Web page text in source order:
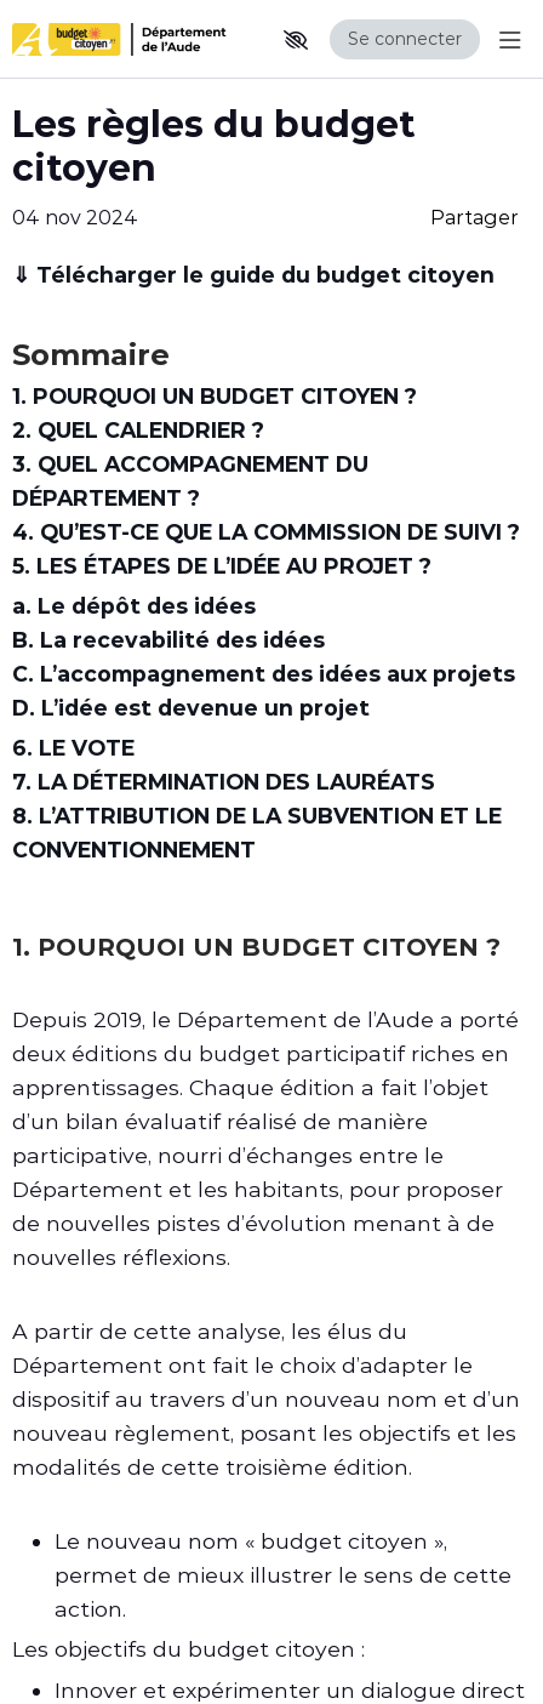
Se connecter
Les règles du budget
citoyen
04 nov 2024 Partager
⇓ Télécharger le guide du budget citoyen
Sommaire
1. POURQUOI UN BUDGET CITOYEN ?
2. QUEL CALENDRIER ?
3. QUEL ACCOMPAGNEMENT DU
DÉPARTEMENT ?
4. QU’EST-CE QUE LA COMMISSION DE SUIVI ?
5. LES ÉTAPES DE L’IDÉE AU PROJET ?
a. Le dépôt des idées
B. La recevabilité des idées
C. L’accompagnement des idées aux projets
D. L’idée est devenue un projet
6. LE VOTE
7. LA DÉTERMINATION DES LAURÉATS
8. L’ATTRIBUTION DE LA SUBVENTION ET LE
CONVENTIONNEMENT
1. POURQUOI UN BUDGET CITOYEN ?
Depuis 2019, le Département de l’Aude a porté
deux éditions du budget participatif riches en
apprentissages. Chaque édition a fait l’objet
d’un bilan évaluatif réalisé de manière
participative, nourri d’échanges entre le
Département et les habitants, pour proposer
de nouvelles pistes d’évolution menant à de
nouvelles réflexions.
A partir de cette analyse, les élus du
Département ont fait le choix d’adapter le
dispositif au travers d’un nouveau nom et d’un
nouveau règlement, posant les objectifs et les
modalités de cette troisième édition.
Le nouveau nom « budget citoyen »,
permet de mieux illustrer le sens de cette
action.
Les objectifs du budget citoyen :
Innover et expérimenter un dialogue direct